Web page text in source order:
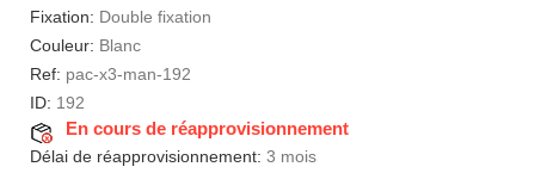
Fixation: Double fixation
Couleur: Blanc
Ref: pac-x3-man-192
ID: 192
En cours de réapprovisionnement
Délai de réapprovisionnement: 3 mois